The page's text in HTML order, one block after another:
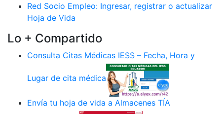
Red Socio Empleo: Ingresar, registrar o actualizar
Hoja de Vida
Lo + Compartido
Consulta Citas Médicas IESS – Fecha, Hora y
Lugar de cita médica
Envía tu hoja de vida a Almacenes TÍA